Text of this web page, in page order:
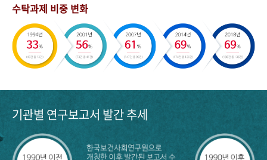
수탁과제 비중 변화
기관별 연구보고서 발간 추세